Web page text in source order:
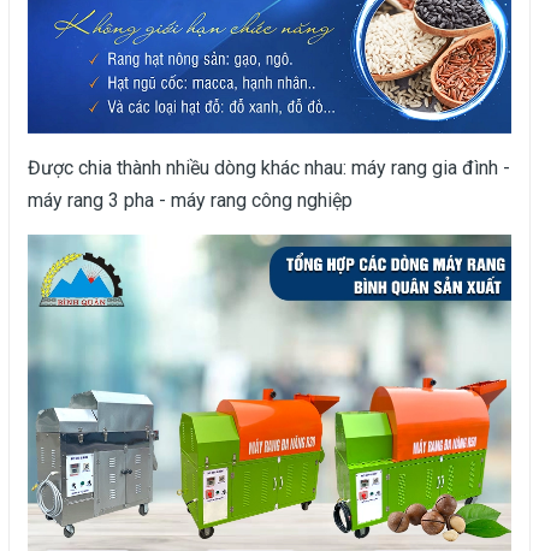
Được chia thành nhiều dòng khác nhau: máy rang gia đình -
máy rang 3 pha - máy rang công nghiệp